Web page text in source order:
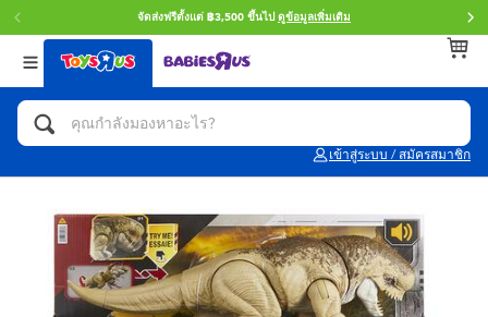
จัดส่งฟรีตั้งแต่ ฿3,500 ขึ้นไป ดูข้อมูลเพิ่มเติม
เข้าสู่ระบบ / สมัครสมาชิก
กลับ
หมวดหมู่
แอคชั่นฟิกเกอร์ และการสวมบทบาทเป็นฮีโร่
ตัวต่อและ LEGO
รถของเล่น, รถบรรทุกของเล่น, รถไฟของเล่น
กลับ
แบรนด์
Toy Story ทอย สตอรี่
Star Wars
LEGOเลโก้
กลับ
Age
0~2 ปี
5~7 ปี
8~11 ปี